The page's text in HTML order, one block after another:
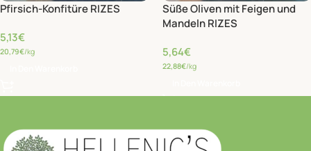
Pfirsich-Konfitüre RIZES
5,13€
20,79€/kg
Süße Oliven mit Feigen und
Mandeln RIZES
5,64€
22,88€/kg